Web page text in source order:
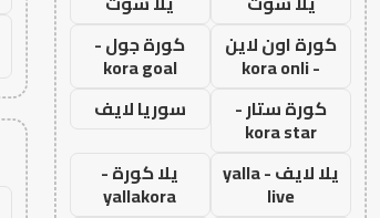
كورة اون لاين
- kora onli
كورة جول -
kora goal
كورة ستار -
kora star
سوريا لايف
يلا لايف - yalla
live
يلا كورة -
yallakora